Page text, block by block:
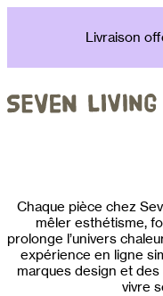
Livraison
Chaque pièce chez
mêler esthétisme,
prolonge l’univers
expérience en ligne
marques design et des
vivre